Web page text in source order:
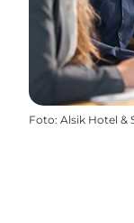
Foto: Alsik Hotel &